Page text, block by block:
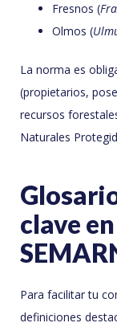
Fresnos (
Olmos (
La norma es
(propietarios,
recursos
Naturales
clave
Para facilitar tu
definiciones